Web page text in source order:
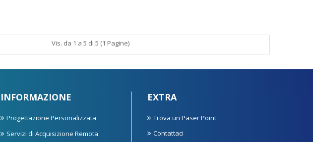
Vis. da 1 a 5 di 5 (1 Pagine)
INFORMAZIONE
Progettazione Personalizzata
Servizi di Acquisizione Remota
EXTRA
Trova un Paser Point
Contattaci